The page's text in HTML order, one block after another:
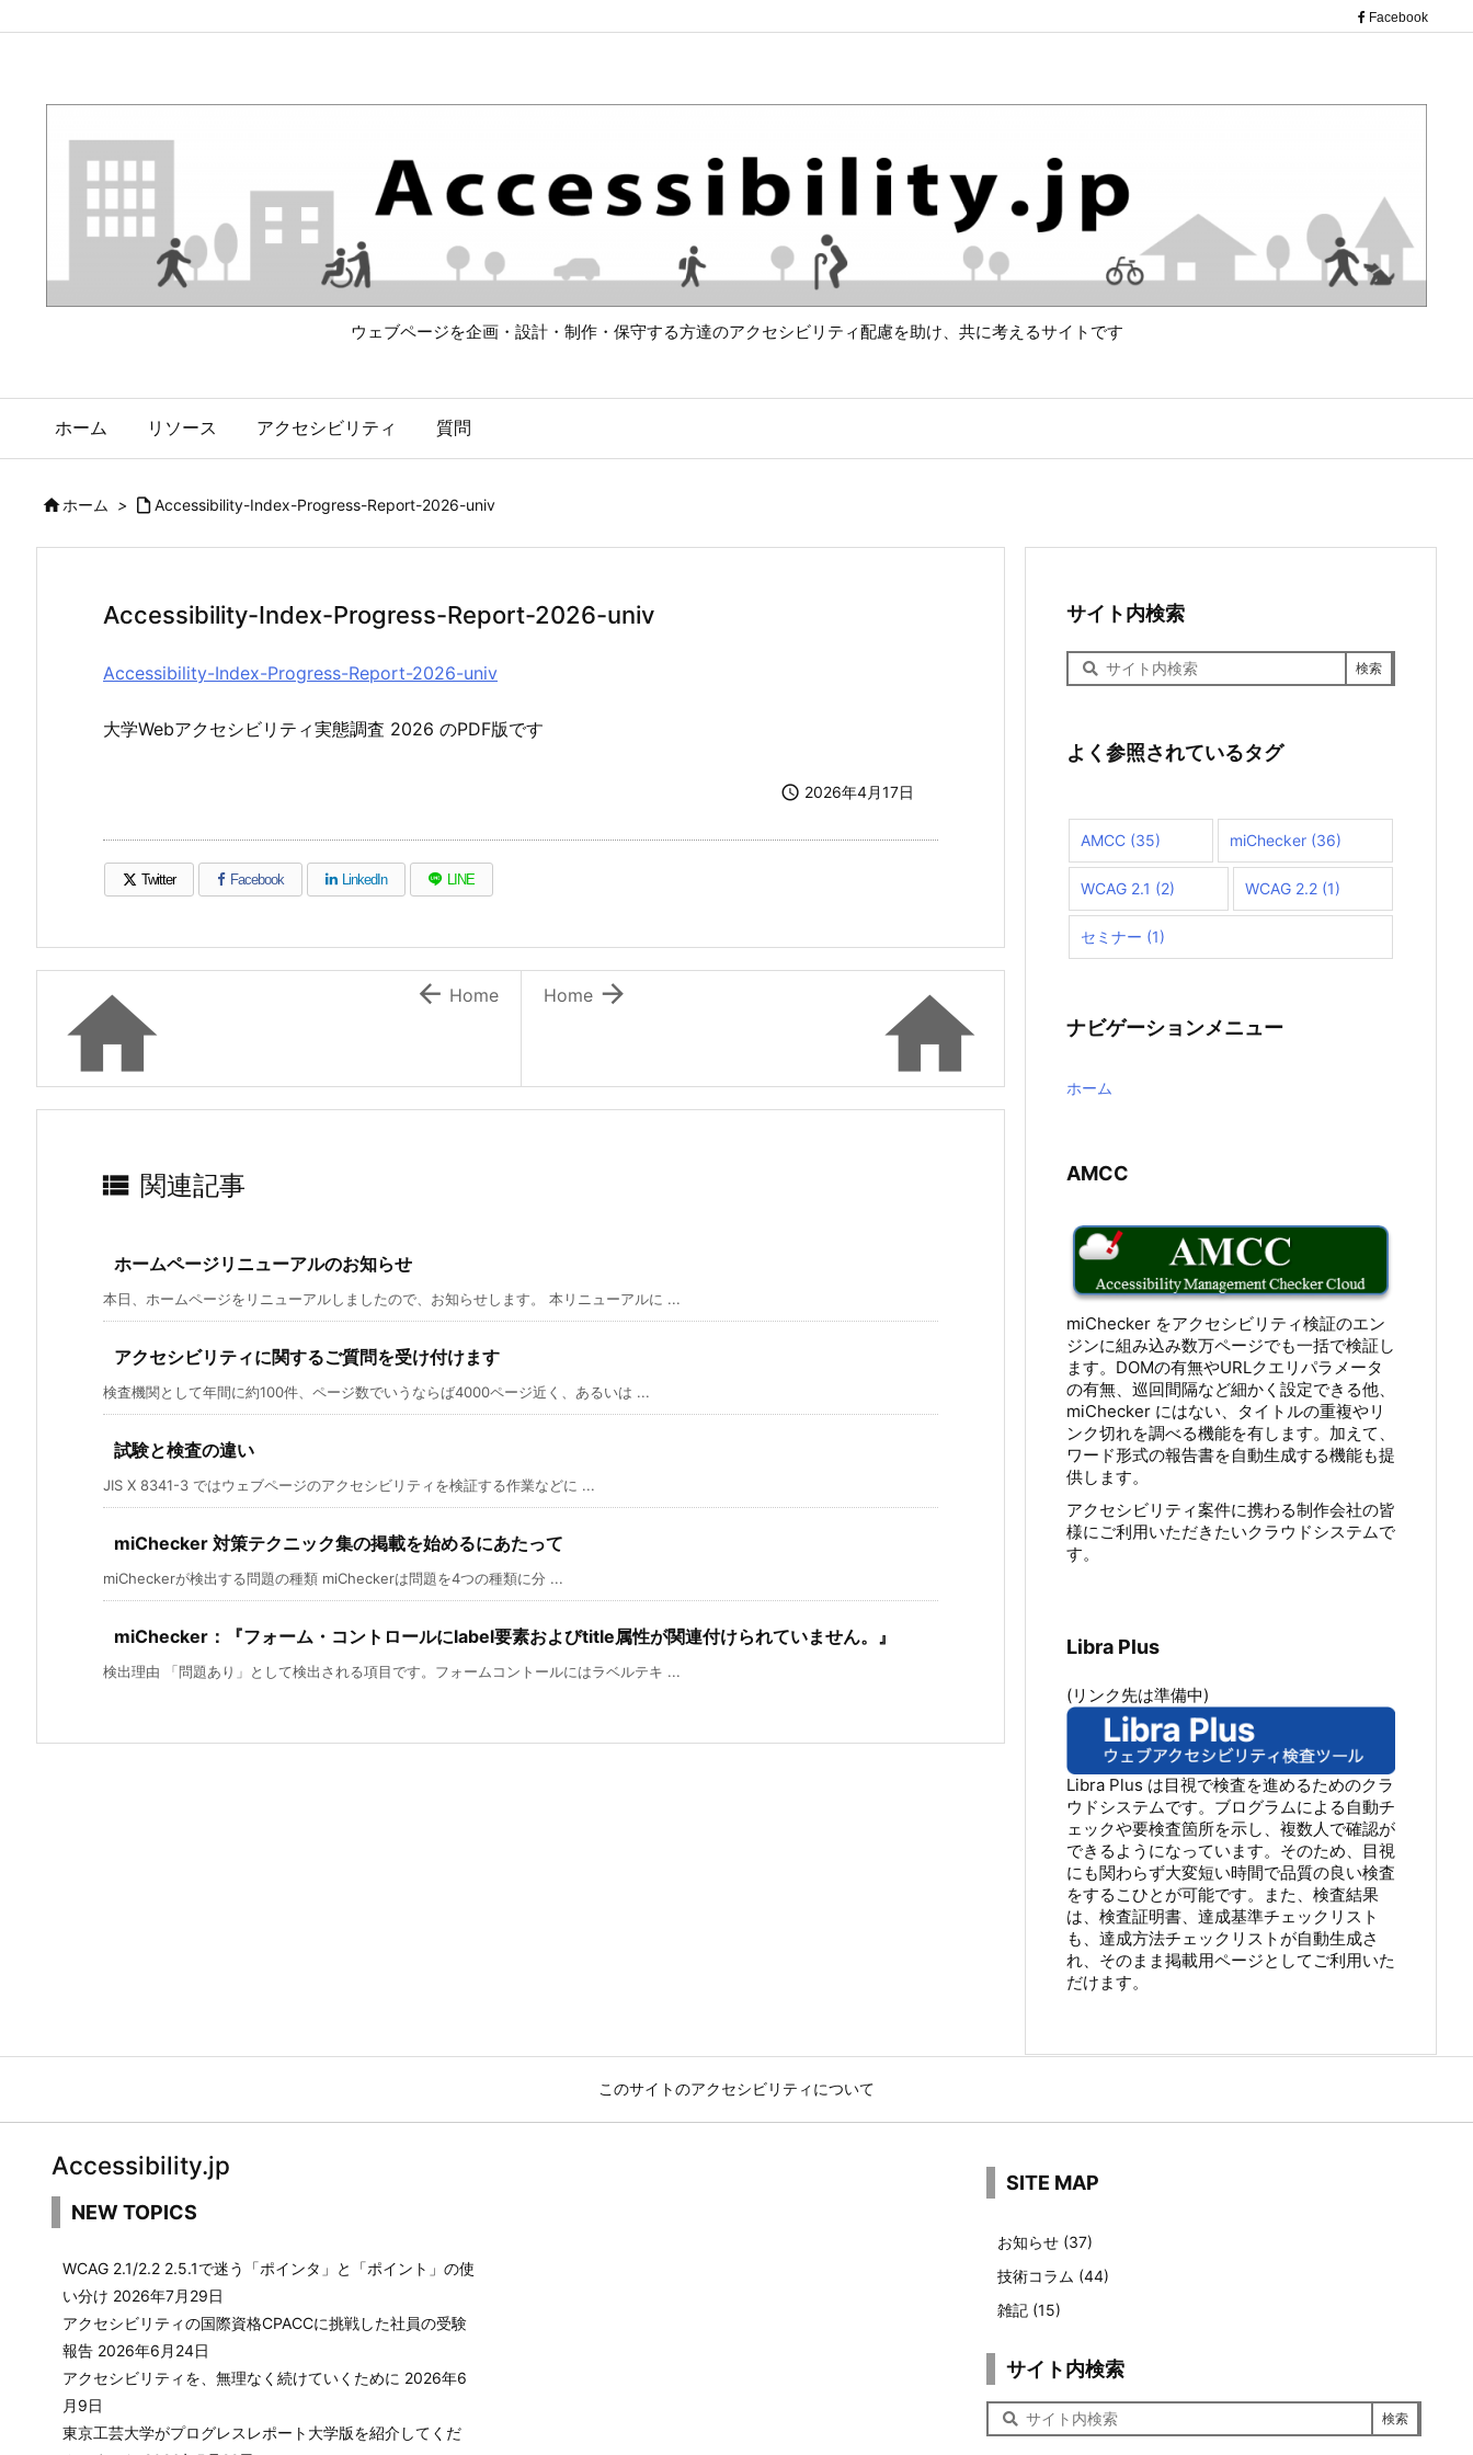
Facebook
ウェブページを企画・設計・制作・保守する方達のアクセシビリティ配慮を助け、共に考えるサイトです
ホーム リソース アクセシビリティ 質問
ホーム > Accessibility-Index-Progress-Report-2026-univ
Accessibility-Index-Progress-Report-2026-univ
Accessibility-Index-Progress-Report-2026-univ
大学Webアクセシビリティ実態調査 2026 のPDF版です
 2026年4月17日
Twitter
（新しいウィンドウで開きます）
Facebook
（新しいウィンドウで開きます）
LinkedIn
（新しいウィンドウで開きます）
LINE
（新しいウィンドウで開きます）


Home
  Home
 関連記事
ホームページリニューアルのお知らせ
本日、ホームページをリニューアルしましたので、お知らせします。 本リニューアルに ...
アクセシビリティに関するご質問を受け付けます
検査機関として年間に約100件、ページ数でいうならば4000ページ近く、あるいは ...
試験と検査の違い
JIS X 8341-3 ではウェブページのアクセシビリティを検証する作業などに ...
miChecker 対策テクニック集の掲載を始めるにあたって
miCheckerが検出する問題の種類 miCheckerは問題を4つの種類に分 ...
miChecker：『フォーム・コントロールにlabel要素およびtitle属性が関連付けられていません。』
検出理由 「問題あり」として検出される項目です。フォームコントールにはラベルテキ ...
サイト内検索
イ
検
よく参照されているタグ
AMCC (35) miChecker(36)
WCAG 2.1 (2) WCAG 2.2(1)
セミナー (1)
ナビゲーションメニュー
ホーム
AMCC
miChecker をアクセシビリティ検証のエン
ジンに組み込み数万ページでも一括で検証し
ます。DOMの有無やURLクエリパラメータ
の有無、巡回間隔など細かく設定できる他、
miChecker にはない、タイトルの重複やリ
ンク切れを調べる機能を有します。加えて、
ワード形式の報告書を自動生成する機能も提
供します。
アクセシビリティ案件に携わる制作会社の皆
様にご利用いただきたいクラウドシステムで
す。
Libra Plus
(リンク先は準備中)
Libra Plus は目視で検査を進めるためのクラ
ウドシステムです。ブログラムによる自動チ
ェックや要検査箇所を示し、複数人で確認が
できるようになっています。そのため、目視
にも関わらず大変短い時間で品質の良い検査
をするこひとが可能です。また、検査結果
は、検査証明書、達成基準チェックリスト
も、達成方法チェックリストが自動生成さ
れ、そのまま掲載用ページとしてご利用いた
だけます。
このサイトのアクセシビリティについて
Accessibility.jp
NEW TOPICS
WCAG 2.1/2.2 2.5.1で迷う「ポインタ」と「ポイント」の使
い分け 2026年7月29日
アクセシビリティの国際資格CPACCに挑戦した社員の受験
報告 2026年6月24日
アクセシビリティを、無理なく続けていくために 2026年6
月9日
東京工芸大学がプログレスレポート大学版を紹介してくだ
SITE MAP
お知らせ (37)
技術コラム (44)
雑記 (15)
サイト内検索
イ